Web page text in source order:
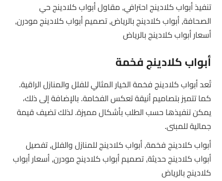
تنفيذ أبواب كلادينج احترافي, مقاول أبواب كلادينج حي
الصحافة, أبواب كلادينج بالرياض, تصميم أبواب كلادينج مودرن,
أسعار أبواب كلادينج بالرياض
أبواب كلادينج فخمة
تُعد أبواب كلادينج فخمة الخيار المثالي للفلل والمنازل الراقية.
كما تتميز بتصاميم أنيقة تعكس الفخامة. بالإضافة إلى ذلك،
يمكن تنفيذها حسب الطلب بأشكال مميزة. لذلك تضيف قيمة
جمالية للمبنى.
أبواب كلادينج فخمة, أبواب كلادينج للمنازل والفلل, تفصيل
أبواب كلادينج حديثة, تصميم أبواب كلادينج مودرن, أسعار أبواب
كلادينج بالرياض